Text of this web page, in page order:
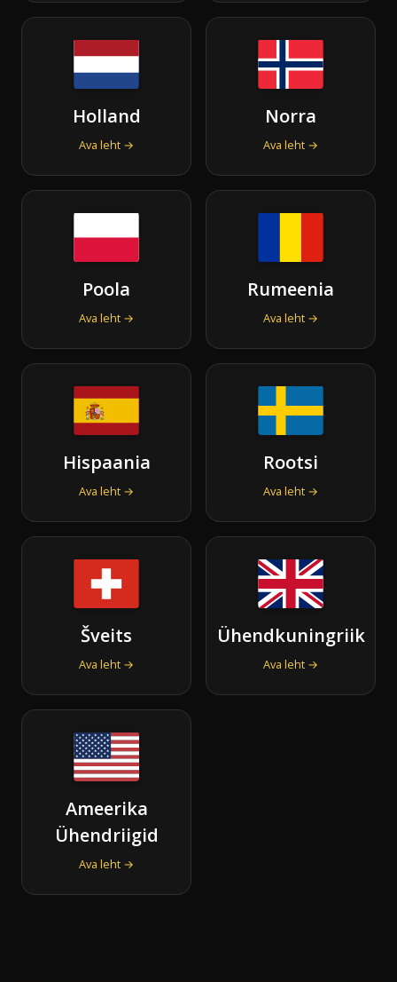
Holland
Ava leht →
Norra
Ava leht →
Poola
Ava leht →
Rumeenia
Ava leht →
Hispaania
Ava leht →
Rootsi
Ava leht →
Šveits
Ava leht →
Ühendkuningriik
Ava leht →
Ameerika
Ühendriigid
Ava leht →